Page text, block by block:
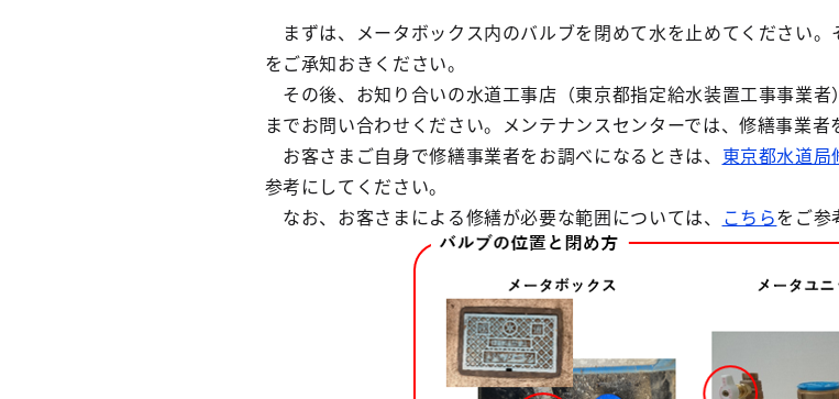
まずは、メータボックス内のバルブを閉めて水を止めてください。
をご承知おきください。
その後、お知り合いの水道工事店（東京都指定給水装置工事事業者
までお問い合わせください。メンテナンスセンターでは、修繕事業者
お客さまご自身で修繕事業者をお調べになるときは、 東京都水道
参考にしてください。
なお、お客さまによる修繕が必要な範囲については、 こちらをご参